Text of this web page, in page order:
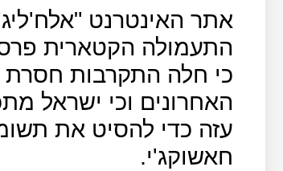
אתר האינטרנט
כי חלה התקרבות חסרת
האחרונים וכי ישראל
עזה כדי להסיט את
חאשוקג'י.